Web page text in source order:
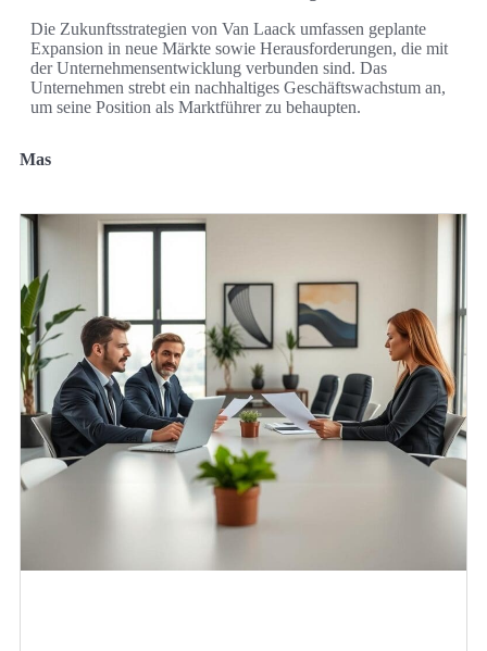
Die Zukunftsstrategien von Van Laack umfassen geplante
Expansion in neue Märkte sowie Herausforderungen, die mit
der Unternehmensentwicklung verbunden sind. Das
Unternehmen strebt ein nachhaltiges Geschäftswachstum an,
um seine Position als Marktführer zu behaupten.
Mas